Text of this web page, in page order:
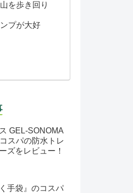
を歩き回り
プが大好
GEL-SONOMA
スパの防水トレ
ズをレビュー！
手袋』のコスパ